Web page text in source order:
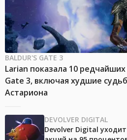
BALDUR'S GATE 3
Larian показала 10
Gate 3, включая худшие
Астариона
DEVOLVER DIGITAL
Devolver Digital